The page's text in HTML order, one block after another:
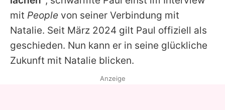
mit People von seiner Verbindung mit
Natalie. Seit März 2024 gilt Paul offiziell als
geschieden. Nun kann er in seine glückliche
Zukunft mit Natalie blicken.
Anzeige